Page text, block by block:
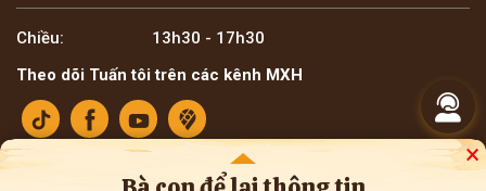
×
Chiều:
13h30 - 17h30
Theo dõi Tuấn tôi trên các kênh MXH